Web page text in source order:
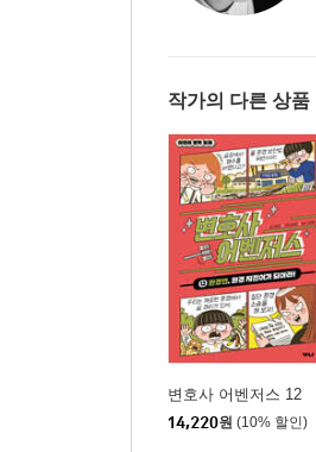
작가의 다른 상품
변호사 어벤저스 12
14,220원 (10% 할인)